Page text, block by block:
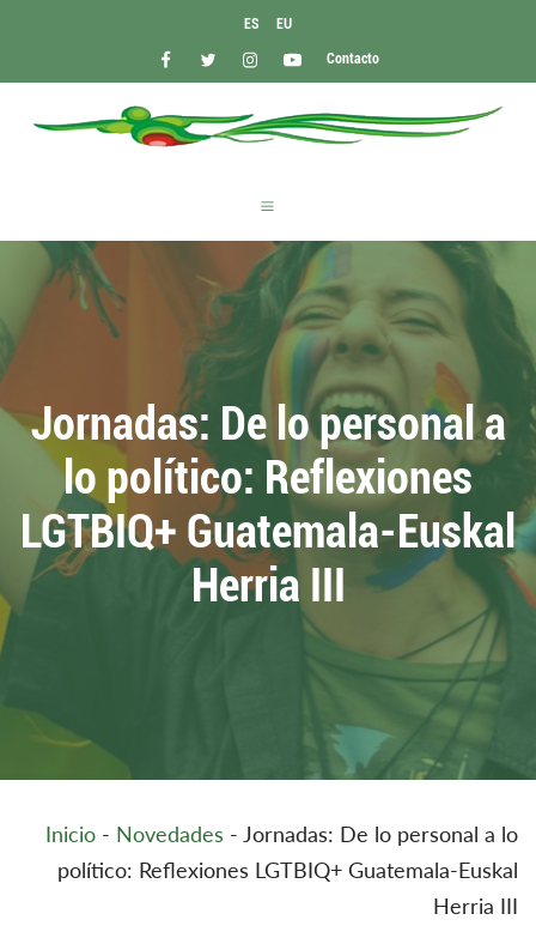
ES EU
Contacto
Jornadas: De lo personal a
lo político: Reflexiones
LGTBIQ+ Guatemala-Euskal
Herria III
Inicio - Novedades - Jornadas: De lo personal a lo
político: Reflexiones LGTBIQ+ Guatemala-Euskal
Herria III